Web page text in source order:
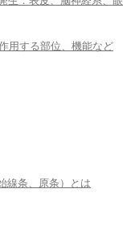
用する部位、機能など
線条、原条）とは